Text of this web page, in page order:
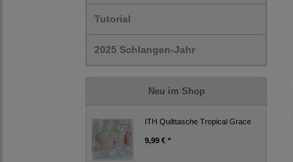
Tutorial
2025 Schlangen-Jahr
Neu im Shop
ITH Quilttasche Tropical Grace
9,99 € *